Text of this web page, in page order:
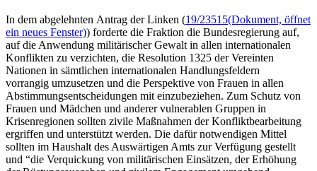
In dem abgelehnten Antrag der Linken (19/23515(Dokument, öffnet
ein neues Fenster)) forderte die Fraktion die Bundesregierung auf,
auf die Anwendung militärischer Gewalt in allen internationalen
Konflikten zu verzichten, die Resolution 1325 der Vereinten
Nationen in sämtlichen internationalen Handlungsfeldern
vorrangig umzusetzen und die Perspektive von Frauen in allen
Abstimmungsentscheidungen mit einzubeziehen. Zum Schutz von
Frauen und Mädchen und anderer vulnerablen Gruppen in
Krisenregionen sollten zivile Maßnahmen der Konfliktbearbeitung
ergriffen und unterstützt werden. Die dafür notwendigen Mittel
sollten im Haushalt des Auswärtigen Amts zur Verfügung gestellt
und “die Verquickung von militärischen Einsätzen, der Erhöhung